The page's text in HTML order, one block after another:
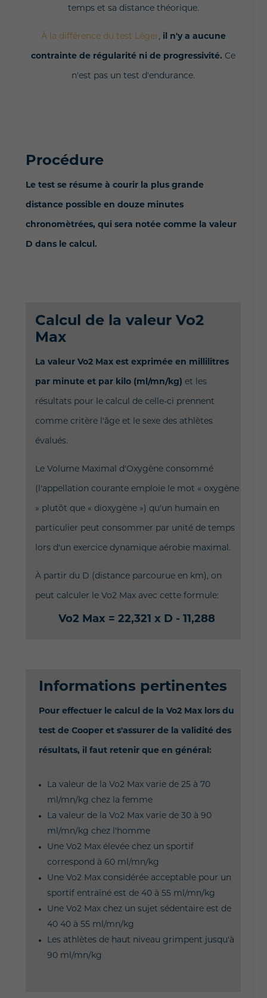
temps et sa distance théorique.
À la différence du test Léger, il n'y a aucune
contrainte de régularité ni de progressivité. Ce
n'est pas un test d'endurance.
Procédure
Le test se résume à courir la plus grande
distance possible en douze minutes
chronomètrées, qui sera notée comme la valeur
D dans le calcul.
Calcul de la valeur Vo2
Max
La valeur Vo2 Max est exprimée en millilitres
par minute et par kilo (ml/mn/kg) et les
résultats pour le calcul de celle-ci prennent
comme critère l'âge et le sexe des athlètes
évalués.
Le Volume Maximal d'Oxygène consommé
(l'appellation courante emploie le mot « oxygène
» plutôt que « dioxygène ») qu'un humain en
particulier peut consommer par unité de temps
lors d'un exercice dynamique aérobie maximal.
À partir du D (distance parcourue en km), on
peut calculer le Vo2 Max avec cette formule:
Vo2 Max = 22,321 x D - 11,288
Informations pertinentes
Pour effectuer le calcul de la Vo2 Max lors du
test de Cooper et s'assurer de la validité des
résultats, il faut retenir que en général:
La valeur de la Vo2 Max varie de 25 à 70
ml/mn/kg chez la femme
La valeur de la Vo2 Max varie de 30 à 90
ml/mn/kg chez l'homme
Une Vo2 Max élevée chez un sportif
correspond à 60 ml/mn/kg
Une Vo2 Max considérée acceptable pour un
sportif entraîné est de 40 à 55 ml/mn/kg
Une Vo2 Max chez un sujet sédentaire est de
40 40 à 55 ml/mn/kg
Les athlètes de haut niveau grimpent jusqu'à
90 ml/mn/kg